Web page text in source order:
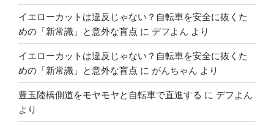
イエローカットは違反じゃない？自転車を安全に抜くた
めの「新常識」と意外な盲点 に デフよん より
イエローカットは違反じゃない？自転車を安全に抜くた
めの「新常識」と意外な盲点 に がんちゃん より
豊玉陸橋側道をモヤモヤと自転車で直進する に デフよん
より